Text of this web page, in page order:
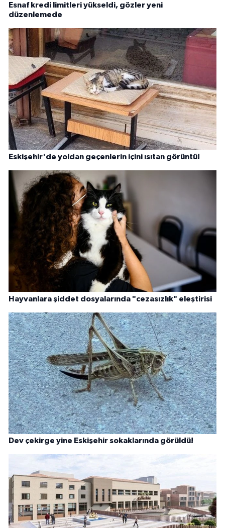
Esnaf kredi limitleri yükseldi, gözler yeni
düzenlemede
Eskişehir'de yoldan geçenlerin içini ısıtan görüntü!
Hayvanlara şiddet dosyalarında "cezasızlık" eleştirisi
Dev çekirge yine Eskişehir sokaklarında görüldü!